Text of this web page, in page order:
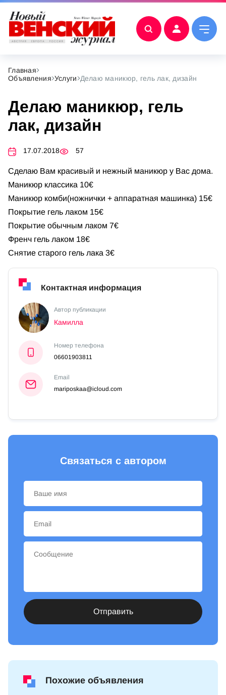
Главная
Объявления Услуги Делаю маникюр, гель лак, дизайн
Делаю маникюр, гель
лак, дизайн
17.07.2018 57
Сделаю Вам красивый и нежный маникюр у Вас дома.
Маникюр классика 10€
Маникюр комби(ножнички + аппаратная машинка) 15€
Покрытие гель лаком 15€
Покрытие обычным лаком 7€
Френч гель лаком 18€
Снятие старого гель лака 3€
Контактная информация
Автор публикации
Камилла
Номер телефона
06601903811
Email
mariposkaa@icloud.com
Связаться с автором
Отправить
Похожие объявления